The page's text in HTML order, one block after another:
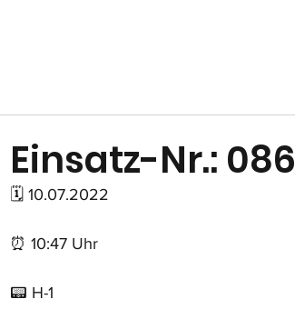
Einsatz-Nr.: 086
🗓 10.07.2022
⏰ 10:47 Uhr
📟 H-1